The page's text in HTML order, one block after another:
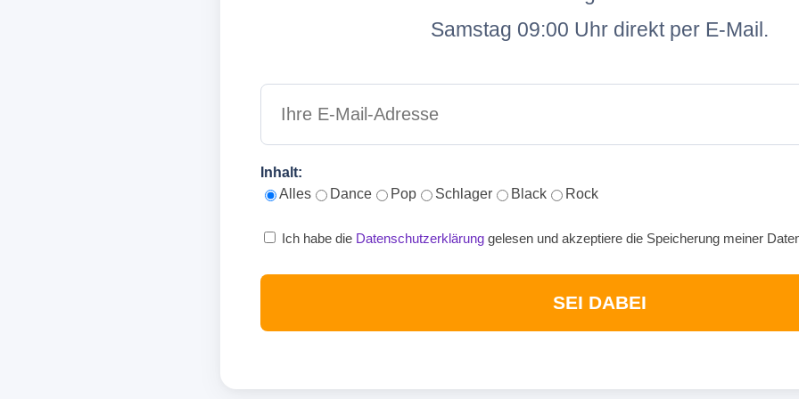
Samstag 09:00 Uhr direkt per E-Mail.
Inhalt:
Alles
Dance Pop Schlager Black Rock
Ich habe die Datenschutzerklärung gelesen und akzeptiere die Speicherung meiner
SEI DABEI